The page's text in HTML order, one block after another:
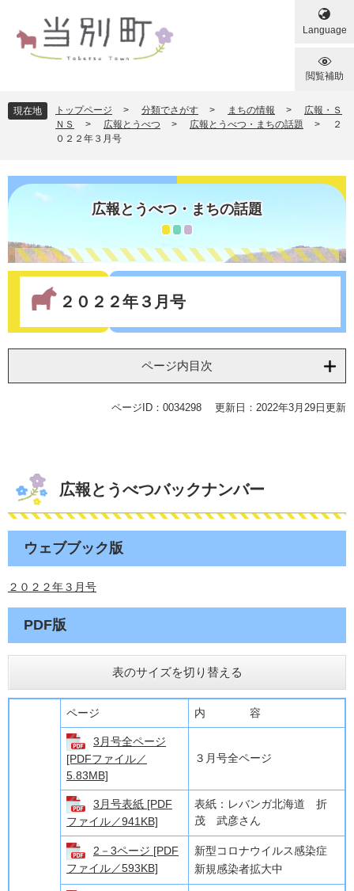
でば
文
Language
閲覧補助
現在地 トップページ > 分類でさがす > まちの情報 >
広報・Ｓ
ＮＳ
> 広報とうべつ > 広報とうべつ・まちの話題 >
２
０２２年３月号
広報とうべつ・まちの話題
２０２２年３月号
ページ内目次
ページID：0034298 更新日：2022年3月29日更新
広報とうべつバックナンバー
ウェブブック版
２０２２年３月号
PDF版
表のサイズを切り替える
ページ 内 容
3月号全ページ
[PDFファイル／
5.83MB]
３月号全ページ
3月号表紙 [PDF
ファイル／941KB]
表紙：レバンガ北海道 折
茂 武彦さん
2－3ページ [PDF
ファイル／593KB]
新型コロナウイルス感染症
新規感染者拡大中